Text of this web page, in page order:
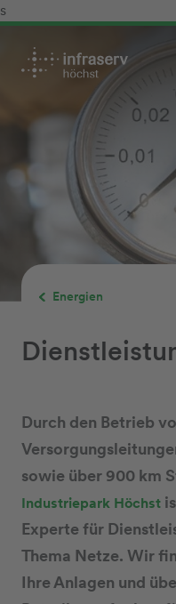
s
Energien
Durch den Betrieb
sowie über 900 km
Industriepark Höchst
Experte für
Thema Netze. Wir
Ihre Anlagen und